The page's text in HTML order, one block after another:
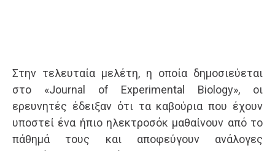
Στην τελευταία μελέτη, η οποία δημοσιεύεται
στο «Journal of Experimental Biology», οι
ερευνητές έδειξαν ότι τα καβούρια που έχουν
υποστεί ένα ήπιο ηλεκτροσόκ μαθαίνουν από το
πάθημά τους και αποφεύγουν ανάλογες